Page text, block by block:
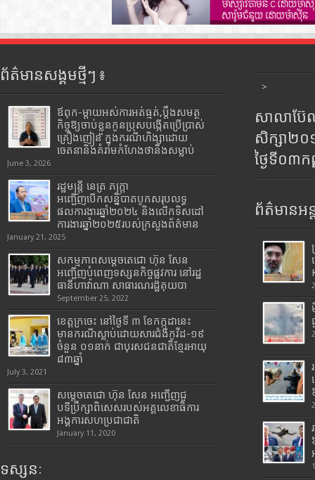
ព័ត៌មានសង្គមថ្មីៗ ៖
ឪពុក-ម្ដាយអស់ការអត់ធ្មត់,ប្ដឹងសមត្ថ
កិច្ចឱ្យចាប់ខ្លួនកូនប្រុសបង្កើតប្រើប្រាស់
គ្រឿងញៀន ក្នុងករណីហិង្សាដោយ
ចេតនានិងគំរាមកំហែងថានឹងសម្លាប់
June 3, 2026
រដ្ឋមន្រ្តី​ នេត្រ​ ភក្ត្រា​
អញ្ជើញបើកសន្និបាតបូកសរុបលទ្ធ
ផលការងារឆ្នាំ២០២៤ និងលើកទិសដៅ
ការងារឆ្នាំ២០២៥របស់​ក្រសួង​ព័ត៌មាន​
January 21, 2025
សកម្មភាពសម្តេចតេជោ ហ៊ុន សែន
អញ្ជើញបំពេញទស្សនកិច្ចផ្លូវការ នៅរដ្ឋ
ធានីហាវ៉ាណា សាធារណរដ្ឋគុយបា
September 25, 2022
ខេត្តក្រចេះ នៅថ្ងៃទី ៣ ខែកក្កដានេះ
មានករណីស្លាប់ដោយសារជំងឺកូវីដ-១៩
ចំនួន ០១នាក់ ជាបុរសជនជាតិខ្មែរអាយុ
៨៣ឆ្នាំ
July 3, 2021
សម្តេចតេជោ ហ៊ុន សែន អញ្ជើញជួ
បទីប្រឹក្សាពិសេសរបស់អគ្គលេខាធិការ
អង្គការសហប្រជាជាតិ
January 11, 2020
ទស្សនៈ
>
សាលាប៊ែ
សិក្សា២
ថ្ងៃទី០៣
ព័ត៌មានអន្